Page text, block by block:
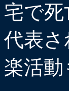
宅で
代表
楽活動